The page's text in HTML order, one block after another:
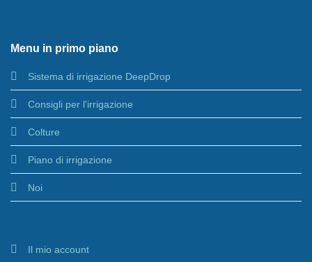
Menu in primo piano
Sistema di irrigazione DeepDrop
Consigli per l'irrigazione
Colture
Piano di irrigazione
Noi
Il mio account